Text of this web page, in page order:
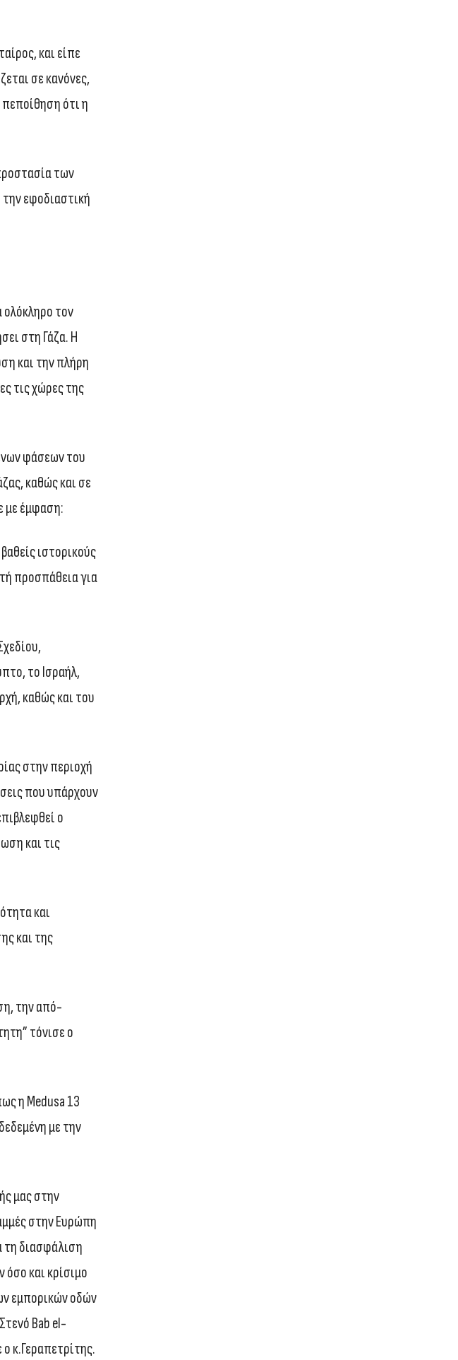
και είπε
σε κανόνες,
ότι η
των
εφοδιαστική
τον
στη Γάζα. Η
και την πλήρη
τις χώρες της
φάσεων του
καθώς και σε
με έμφαση:
ιστορικούς
προσπάθεια για
το Ισραήλ,
καθώς και του
στην περιοχή
που υπάρχουν
ο
και τις
και
και της
την από-
τόνισε ο
η Medusa 13
με την
μας στην
στην Ευρώπη
τη διασφάλιση
και κρίσιμο
εμπορικών οδών
Bab el-
κ.Γεραπετρίτης.